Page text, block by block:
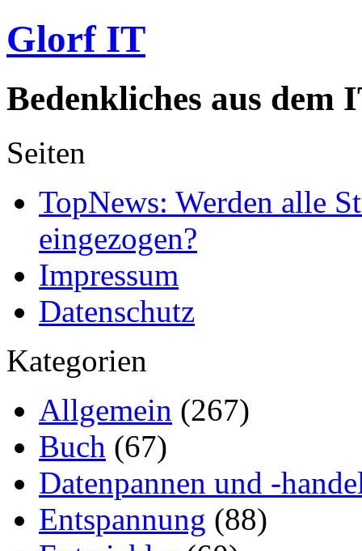
Glorf IT
Bedenkliches aus dem
Seiten
TopNews: Werden alle
eingezogen?
Impressum
Datenschutz
Kategorien
Allgemein (267)
Buch (67)
Datenpannen und -
Entspannung (88)